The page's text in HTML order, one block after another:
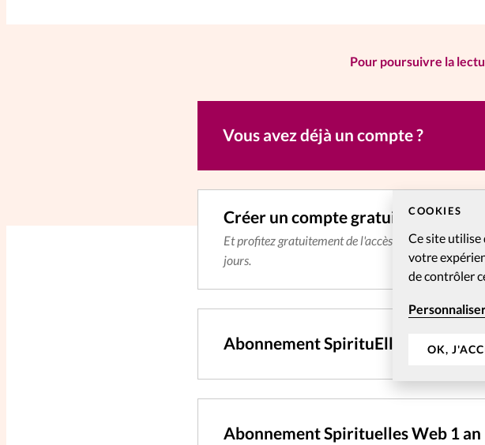
COOKIES
Ce site utilise
votre
de contrôler
OK,
Pour poursuivre la
Vous avez déjà un compte ?
Créer un compte gratuitement
Et profitez gratuitement de l'accès aux articles web
jours.
Abonnement SpirituElles Web
Abonnement Spirituelles Web 1 an